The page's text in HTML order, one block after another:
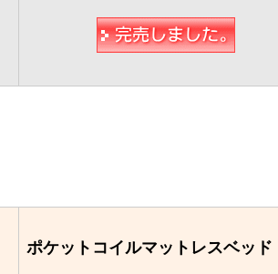
ポケットコイルマットレスベッド